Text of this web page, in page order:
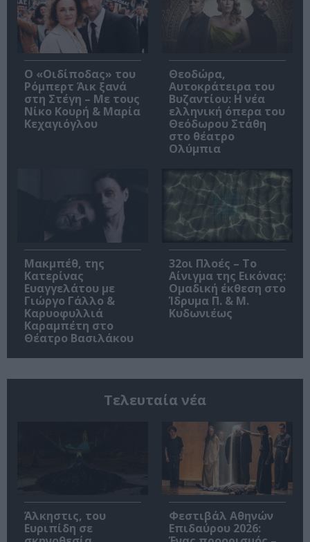
O «Οιδίποδας» του
Ρόμπερτ Άικ ξανά
στη Στέγη – Με τους
Νίκο Κουρή & Μαρία
Κεχαγιόγλου
Θεοδώρα,
Αυτοκράτειρα του
Βυζαντίου: Η νέα
ελληνική όπερα του
Θεόδωρου Στάθη
στο θέατρο
Ολύμπια
Μακμπέθ, της
Κατερίνας
Ευαγγελάτου με
Γιώργο Γάλλο &
Καρυοφυλλιά
Καραμπέτη στο
Θέατρο Βασιλάκου
32οι Πλοές – Το
Αίνιγμα της Εικόνας:
Ομαδική έκθεση στο
Ίδρυμα Π. & Μ.
Κυδωνιέως
Τελευταία νέα
Άλκηστις, του
Ευριπίδη σε
Φεστιβάλ Αθηνών
Επιδαύρου 2026: